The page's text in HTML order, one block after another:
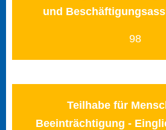
und
98
Teilhabe für
Beeinträchtigung -